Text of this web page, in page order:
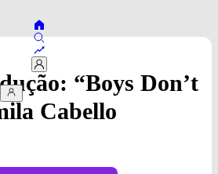
“Boys Don’t
Cabello